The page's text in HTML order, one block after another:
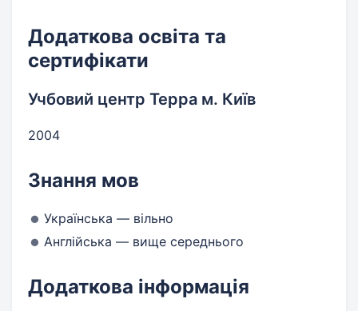
Додаткова освіта та
сертифікати
Учбовий центр Терра м. Київ
2004
Знання мов
Українська — вільно
Англійська — вище середнього
Додаткова інформація